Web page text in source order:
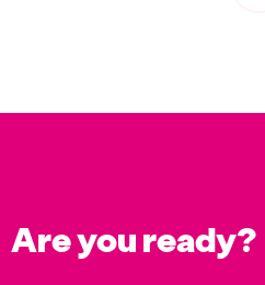
Are you ready?